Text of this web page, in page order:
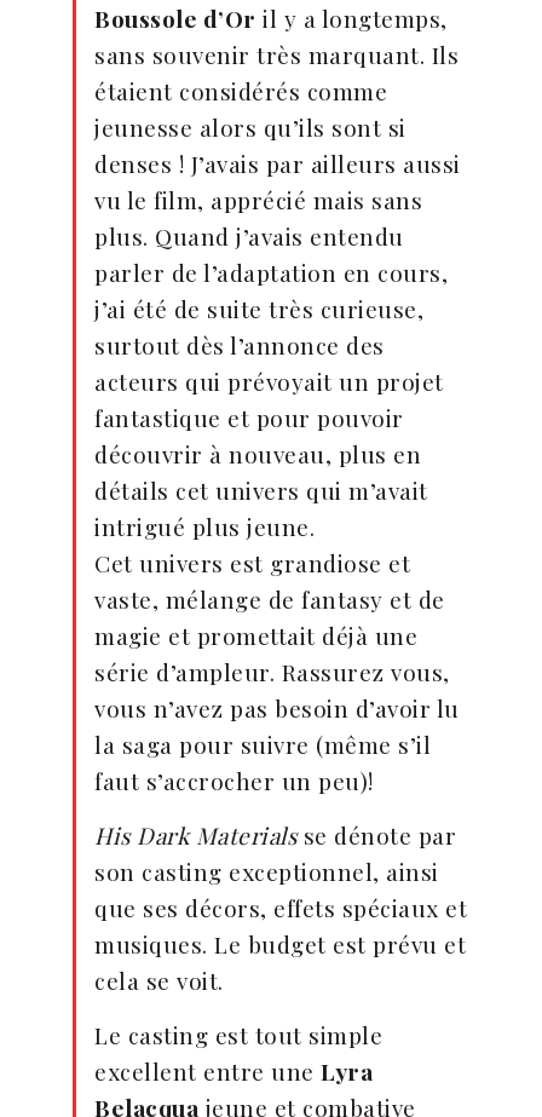
Boussole d’Or il y a longtemps,
sans souvenir très marquant. Ils
étaient considérés comme
jeunesse alors qu’ils sont si
denses ! J’avais par ailleurs aussi
vu le film, apprécié mais sans
plus. Quand j’avais entendu
parler de l’adaptation en cours,
j’ai été de suite très curieuse,
surtout dès l’annonce des
acteurs qui prévoyait un projet
fantastique et pour pouvoir
découvrir à nouveau, plus en
détails cet univers qui m’avait
intrigué plus jeune.
Cet univers est grandiose et
vaste, mélange de fantasy et de
magie et promettait déjà une
série d’ampleur. Rassurez vous,
vous n’avez pas besoin d’avoir lu
la saga pour suivre (même s’il
faut s’accrocher un peu)!
His Dark Materialsse dénote par
son casting exceptionnel, ainsi
que ses décors, effets spéciaux et
musiques. Le budget est prévu et
cela se voit.
Le casting est tout simple
excellent entre une Lyra
Belacqua jeune et combative